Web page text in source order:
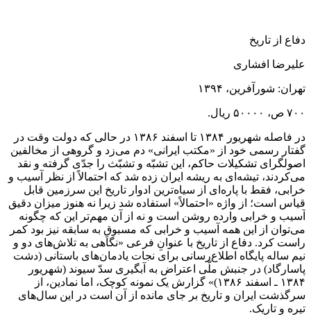
دفاع از تاریخ
علیرضا افشاری
تهران: شورآفرین، ۱۳۹۴
۷۰۰ ص، ۵۰۰۰۰ ریال.
در فاصله شهریور ۱۳۸۴ تا اسفند ۱۳۸۶ در حالی که دولت وقت در
گفتار رسمی خود از «مکتب ایرانی» دم می‌زد و گروهی از مخالفین
اصولگرای تشکیلات حاکم، این تشبّه و تشبّث را جدّی گرفته و نقد
می‌کردند، تیشه‌ای به ریشه ایران زده شد که احتمالاً از نظر آسیب و
خرابی، فقط با پاره‌ای از سیاه‌ترین ادوار تاریخ این سرزمین قابل
قیاس است؛ از واژه «احتمالاً» استفاده شد زیرا نه هنوز میزان دقیق
آسیب و خرابی وارده روشن است و نه از آن مهم‌تر این که چگونه
می‌توان از این همه آسیب و خرابی که مسبوقِ به سابقه نیز بود کمر
راست کرد. دفاع از تاریخ با عنوانِ فرعی «نگاهی به تلاش‌های دو و
نیم ساله پایگاه اطلاع‌رسانی برای نجات یادمان‌های باستانی (دشت
پاسارگاد) در جنبش ملّی اعتراض به آبگیری سدّ سیوند (شهریور
۱۳۸۴ ـ اسفند ۱۳۸۶)» گزارش یک نمونه کوچک، اما نمادین، از
سرگذشت ایران و تاریخ بر جای مانده از آن است در این سال‌های
تیره و تاریک.